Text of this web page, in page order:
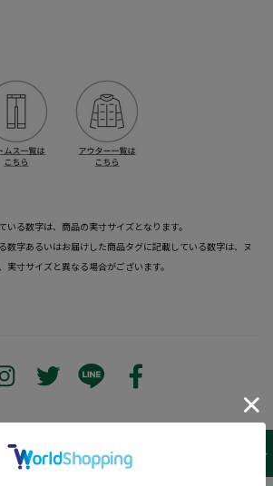
いる数字は、商品の実寸サイズとなります。
数字あるいはお届けした商品タグに記載している数字は、ヌ
実寸サイズと異なる場合がございます。